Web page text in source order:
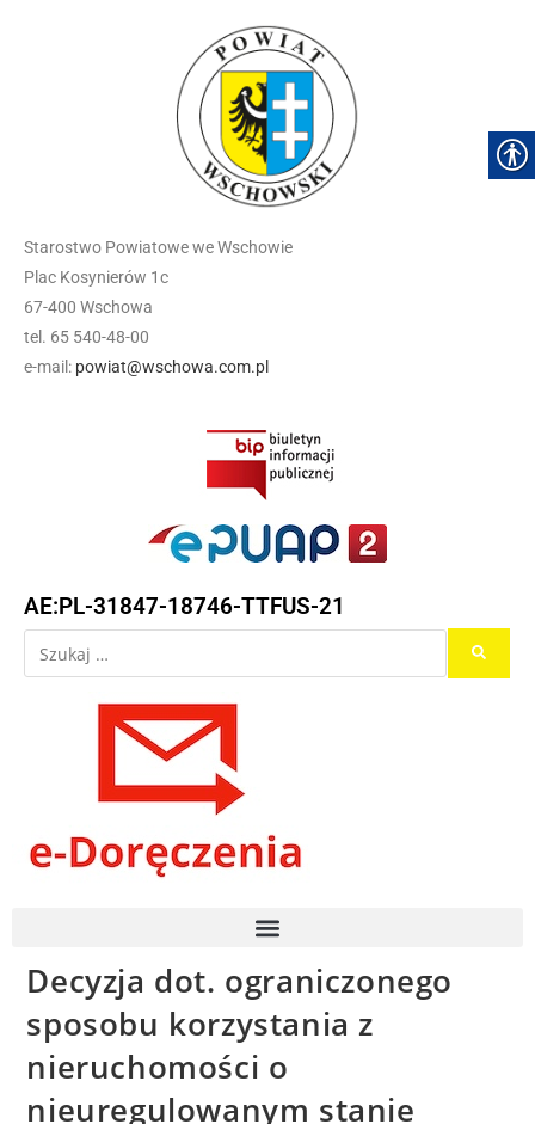
Starostwo Powiatowe we Wschowie
Plac Kosynierów 1c
67-400 Wschowa
tel. 65 540-48-00
e-mail: powiat@wschowa.com.pl
AE:PL-31847-18746-TTFUS-21
Decyzja dot. ograniczonego
sposobu korzystania z
nieruchomości o
nieuregulowanym stanie